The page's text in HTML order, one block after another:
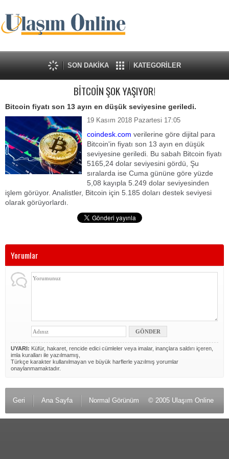
SON DAKİKA KATEGORİLER
BİTCOİN ŞOK YAŞIYOR!
Bitcoin fiyatı son 13 ayın en düşük seviyesine geriledi.
19 Kasım 2018 Pazartesi 17:05
coindesk.com verilerine göre dijital para
Bitcoin'in fiyatı son 13 ayın en düşük
seviyesine geriledi. Bu sabah Bitcoin fiyatı
5165,24 dolar seviyesini gördü, Şu
sıralarda ise Cuma gününe göre yüzde
5,08 kayıpla 5.249 dolar seviyesinden
işlem görüyor. Analistler, Bitcoin için 5.185 doları destek seviyesi
olarak görüyorlardı.
Yorumlar
UYARI: Küfür, hakaret, rencide edici cümleler veya imalar, inançlara saldırı içeren,
imla kuralları ile yazılmamış,
Türkçe karakter kullanılmayan ve büyük harflerle yazılmış yorumlar
onaylanmamaktadır.
Geri Ana Sayfa Normal Görünüm © 2005 Ulaşım Online